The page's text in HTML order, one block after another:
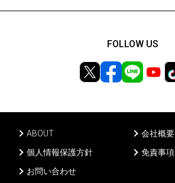
ABOUT
会社概要
個人情報保護方針
免責事項
お問い合わせ
FOLLOW US